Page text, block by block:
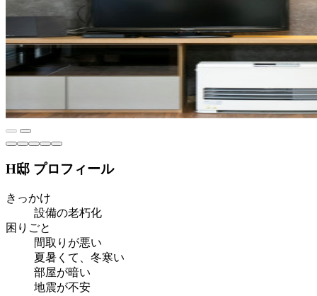
H邸 プロフィール
きっかけ
設備の老朽化
困りごと
間取りが悪い
夏暑くて、冬寒い
部屋が暗い
地震が不安